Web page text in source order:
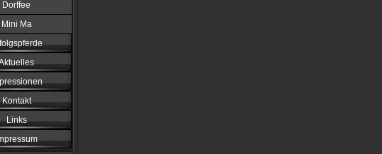
Dorffee
Mini Ma
Kontakt
Links